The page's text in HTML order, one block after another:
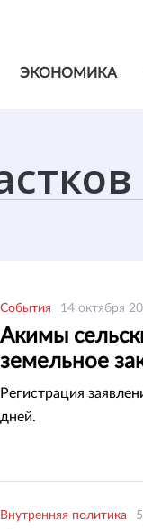
ЭКОНОМИКА
События 14 октября
Акимы
земельное
области
Регистрация
дней.
Внутренняя политика